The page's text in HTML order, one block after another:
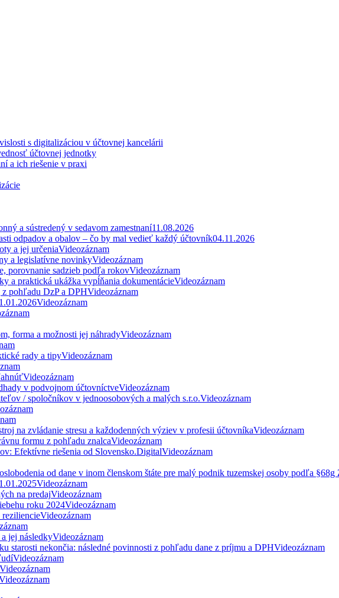
s digitalizáciou v účtovnej kancelárii
účtovnej jednotky
a ich riešenie v praxi
a sústredený v sedavom zamestnaní11.08.2026
odpadov a obalov – čo by mal vedieť každý účtovník04.11.2026
a jej určeniaVideozáznam
a legislatívne novinkyVideozáznam
porovnanie sadzieb podľa rokovVideozáznam
a praktická ukážka vypĺňania dokumentácieVideozáznam
z pohľadu DzP a DPHVideozáznam
Videozáznam
forma a možnosti jej náhradyVideozáznam
rady a tipyVideozáznam
Videozáznam
v podvojnom účtovníctveVideozáznam
/ spoločníkov v jednoosobových a malých s.r.o.Videozáznam
na zvládanie stresu a každodenných výziev v profesii účtovníkaVideozáznam
formu z pohľadu znalcaVideozáznam
Efektívne riešenia od Slovensko.DigitalVideozáznam
od dane v inom členskom štáte pre malý podnik tuzemskej osoby podľa §68g
Videozáznam
na predajVideozáznam
roku 2024Videozáznam
reziliencieVideozáznam
jej následkyVideozáznam
starosti nekončia: následné povinnosti z pohľadu dane z príjmu a DPHVideozáznam
Videozáznam
Videozáznam